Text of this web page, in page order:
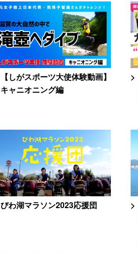
【しがスポーツ大使体験動画】
キャニオニング編
びわ湖マラソン2023応援団